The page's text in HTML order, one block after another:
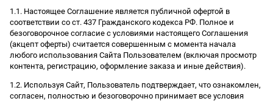
1.1. Настоящее Соглашение является публичной офертой в
соответствии со ст. 437 Гражданского кодекса РФ. Полное и
безоговорочное согласие с условиями настоящего Соглашения
(акцепт оферты) считается совершенным с момента начала
любого использования Сайта Пользователем (включая просмотр
контента, регистрацию, оформление заказа и иные действия).
1.2. Используя Сайт, Пользователь подтверждает, что ознакомлен,
согласен, полностью и безоговорочно принимает все условия